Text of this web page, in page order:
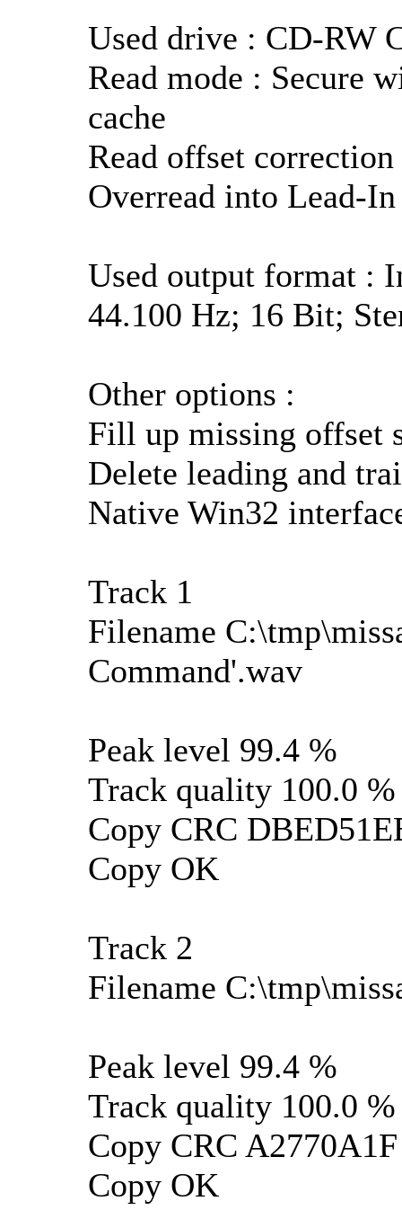
Used drive : CD-RW
Read mode : Secure
cache
Read offset
Overread into Lead-
Used output format :
44.100 Hz; 16 Bit;
Other options :
Fill up missing offset
Delete leading and
Native Win32
Track 1
Filename
Command'.wav
Peak level 99.4 %
Track quality 100.0 %
Copy CRC
Copy OK
Track 2
Filename
Peak level 99.4 %
Track quality 100.0 %
Copy CRC A2770A1F
Copy OK